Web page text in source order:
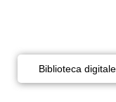
Biblioteca digitale